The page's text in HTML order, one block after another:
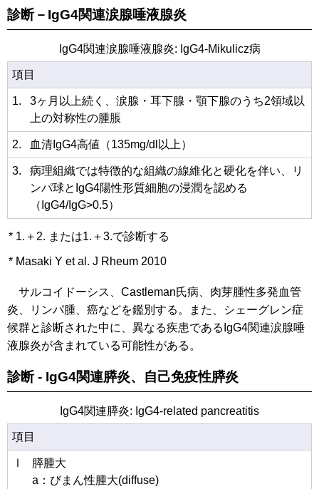
診断－IgG4関連涙腺唾液腺炎
IgG4関連涙腺唾液腺炎: IgG4-Mikulicz病
項目
1.
3ヶ月以上続く、涙腺・耳下腺・顎下腺のうち2領域以
上の対称性の腫脹
2. 血清IgG4高値（135mg/dl以上）
3.
病理組織では特徴的な組織の線維化と硬化を伴い、リ
ンパ球とIgG4陽性形質細胞の浸潤を認める
（IgG4/IgG>0.5）
* 1.＋2. または1.＋3.で診断する
* Masaki Y et al. J Rheum 2010
サルコイドーシス、Castleman氏病、肉芽腫性多発血管
炎、リンパ腫、癌などを鑑別する。また、シェーグレン症
候群と診断された中に、異なる疾患であるIgG4関連涙腺唾
液腺炎が含まれている可能性がある。
診断 - IgG4関連膵炎、自己免疫性膵炎
IgG4関連膵炎: IgG4-related pancreatitis
項目
Ⅰ
膵腫大
a：びまん性腫大(diffuse)